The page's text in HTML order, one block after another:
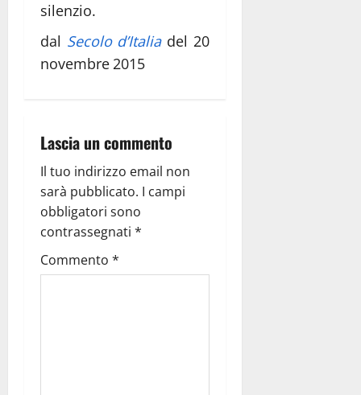
silenzio.
dal Secolo d’Italiadel 20
novembre 2015
Lascia un commento
Il tuo indirizzo email non
sarà pubblicato. I campi
obbligatori sono
contrassegnati *
Commento *